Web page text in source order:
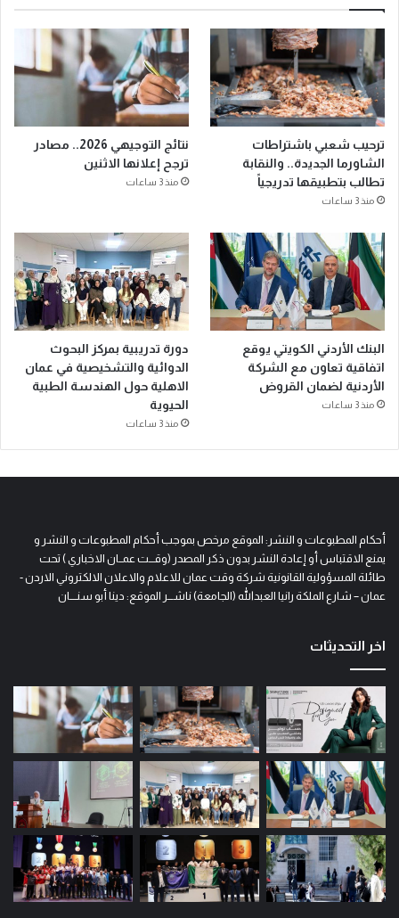
ترحيب شعبي باشتراطات
الشاورما الجديدة.. والنقابة
تطالب بتطبيقها تدريجياً
منذ 3 ساعات
نتائج التوجيهي 2026.. مصادر
ترجح إعلانها الاثنين
منذ 3 ساعات
البنك الأردني الكويتي يوقع
اتفاقية تعاون مع الشركة
الأردنية لضمان القروض
منذ 3 ساعات
دورة تدريبية بمركز البحوث
الدوائية والتشخيصية في عمان
الاهلية حول الهندسة الطبية
الحيوية
منذ 3 ساعات
أحكام المطبوعات و النشر: الموقع مرخص بموجب أحكام المطبوعات و النشر و
يمنع الاقتباس أو إعادة النشر بدون ذكر المصدر (وقـــت عمــان الاخباري ) تحت
طائلة المسؤولية القانونية شركة وقت عمان للاعلام والاعلان الالكتروني الاردن -
عمان – شارع الملكة رانيا العبدالله (الجامعة) ناشـــر الموقع: دينا أبو سنــــان
اخر التحديثات